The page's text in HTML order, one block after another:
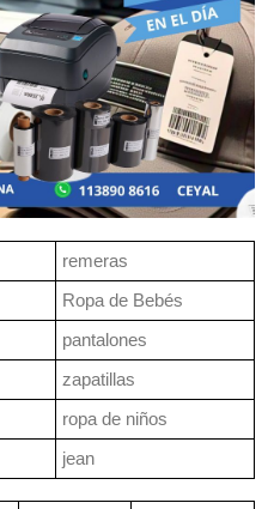
remeras
Ropa de Bebés
pantalones
zapatillas
ropa de niños
jean